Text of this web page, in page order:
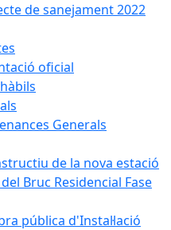
de sanejament 2022
oficial
Generals
de la nova estació
Bruc Residencial Fase
pública d'Instal·lació